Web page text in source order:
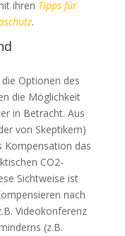
ihren Tipps für
.
Optionen des
die Möglichkeit
in Betracht. Aus
von Skeptikern)
Kompensation das
CO2-
Sichtweise ist
nach
Videokonferenz
(z.B.